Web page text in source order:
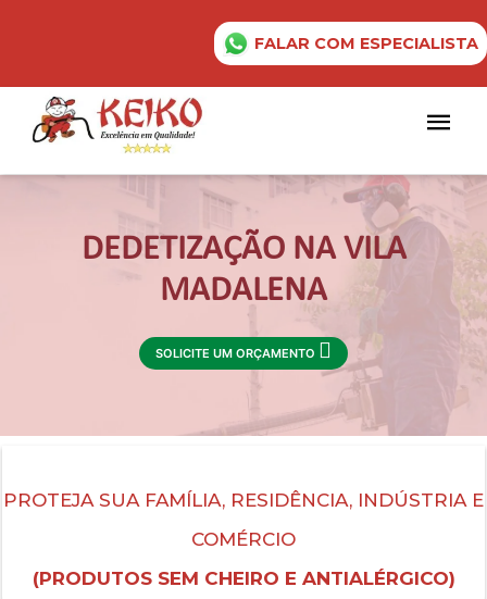
FALAR COM ESPECIALISTA
DEDETIZAÇÃO NA VILA
MADALENA
SOLICITE UM ORÇAMENTO
PROTEJA SUA FAMÍLIA, RESIDÊNCIA, INDÚSTRIA E
COMÉRCIO
(PRODUTOS SEM CHEIRO E ANTIALÉRGICO)